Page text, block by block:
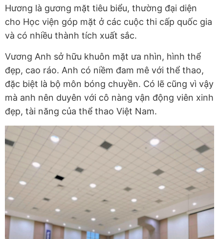
Hương là gương mặt tiêu biểu, thường đại diện
cho Học viện góp mặt ở các cuộc thi cấp quốc gia
và có nhiều thành tích xuất sắc.
Vương Anh sở hữu khuôn mặt ưa nhìn, hình thể
đẹp, cao ráo. Anh có niềm đam mê với thể thao,
đặc biệt là bộ môn bóng chuyền. Có lẽ cũng vì vậy
mà anh nên duyên với cô nàng vận động viên xinh
đẹp, tài năng của thể thao Việt Nam.